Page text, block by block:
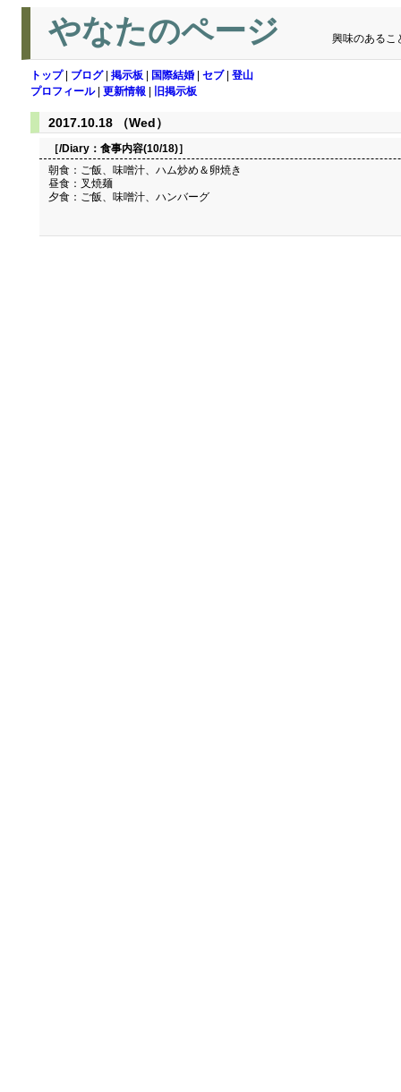
やなたのページ 興味のあるこ
トップ| ブログ| 掲示板 国際結婚 セブ| 登山
プロフィール| 更新情報 旧掲示板
2017.10.18 （Wed）
［/Diary： 食事内容(10/18)］
朝食：ご飯、味噌汁、ハム炒め＆卵焼き
昼食：叉焼麺
夕食：ご飯、味噌汁、ハンバーグ